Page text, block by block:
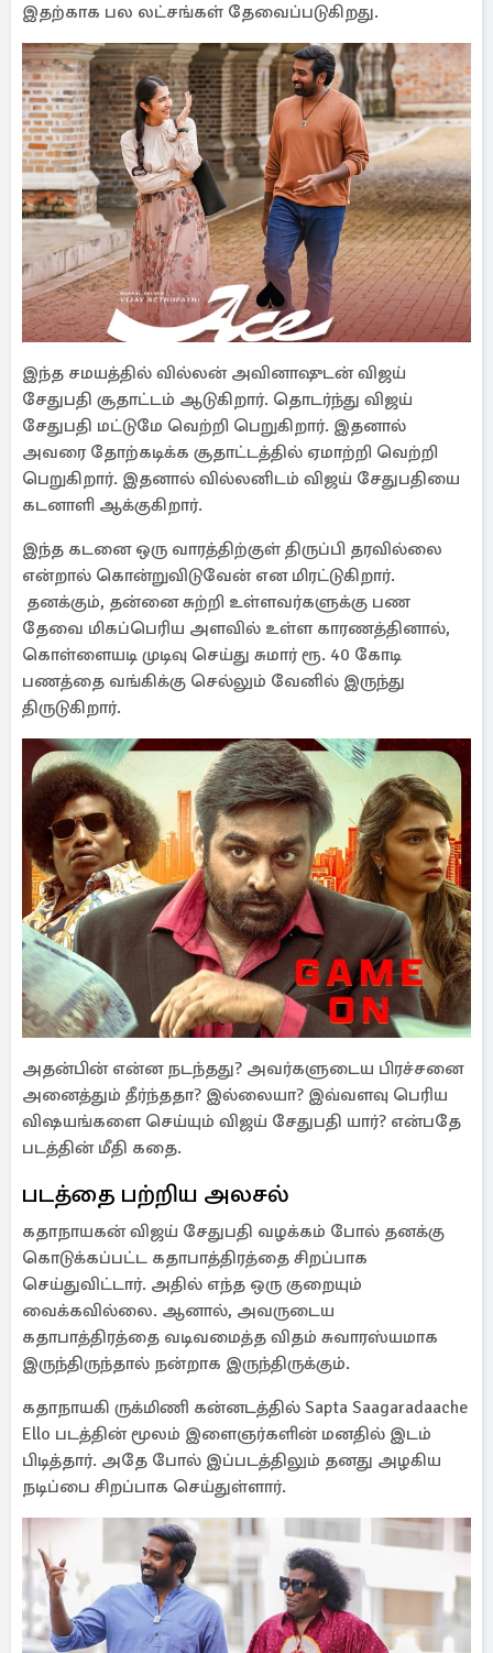
இதற்காக பல லட்சங்கள் தேவைப்படுகிறது.
இந்த சமயத்தில் வில்லன் அவினாஷுடன் விஜய்
சேதுபதி சூதாட்டம் ஆடுகிறார். தொடர்ந்து விஜய்
சேதுபதி மட்டுமே வெற்றி பெறுகிறார். இதனால்
அவரை தோற்கடிக்க சூதாட்டத்தில் ஏமாற்றி வெற்றி
பெறுகிறார். இதனால் வில்லனிடம் விஜய் சேதுபதியை
கடனாளி ஆக்குகிறார்.
இந்த கடனை ஒரு வாரத்திற்குள் திருப்பி தரவில்லை
என்றால் கொன்றுவிடுவேன் என மிரட்டுகிறார்.
தனக்கும், தன்னை சுற்றி உள்ளவர்களுக்கு பண
தேவை மிகப்பெரிய அளவில் உள்ள காரணத்தினால்,
கொள்ளையடி முடிவு செய்து சுமார் ரூ. 40 கோடி
பணத்தை வங்கிக்கு செல்லும் வேனில் இருந்து
திருடுகிறார்.
அதன்பின் என்ன நடந்தது? அவர்களுடைய பிரச்சனை
அனைத்தும் தீர்ந்ததா? இல்லையா? இவ்வளவு பெரிய
விஷயங்களை செய்யும் விஜய் சேதுபதி யார்? என்பதே
படத்தின் மீதி கதை.
படத்தை பற்றிய அலசல்
கதாநாயகன் விஜய் சேதுபதி வழக்கம் போல் தனக்கு
கொடுக்கப்பட்ட கதாபாத்திரத்தை சிறப்பாக
செய்துவிட்டார். அதில் எந்த ஒரு குறையும்
வைக்கவில்லை. ஆனால், அவருடைய
கதாபாத்திரத்தை வடிவமைத்த விதம் சுவாரஸ்யமாக
இருந்திருந்தால் நன்றாக இருந்திருக்கும்.
கதாநாயகி ருக்மிணி கன்னடத்தில் Sapta Saagaradaache
Ello படத்தின் மூலம் இளைஞர்களின் மனதில் இடம்
பிடித்தார். அதே போல் இப்படத்திலும் தனது அழகிய
நடிப்பை சிறப்பாக செய்துள்ளார்.